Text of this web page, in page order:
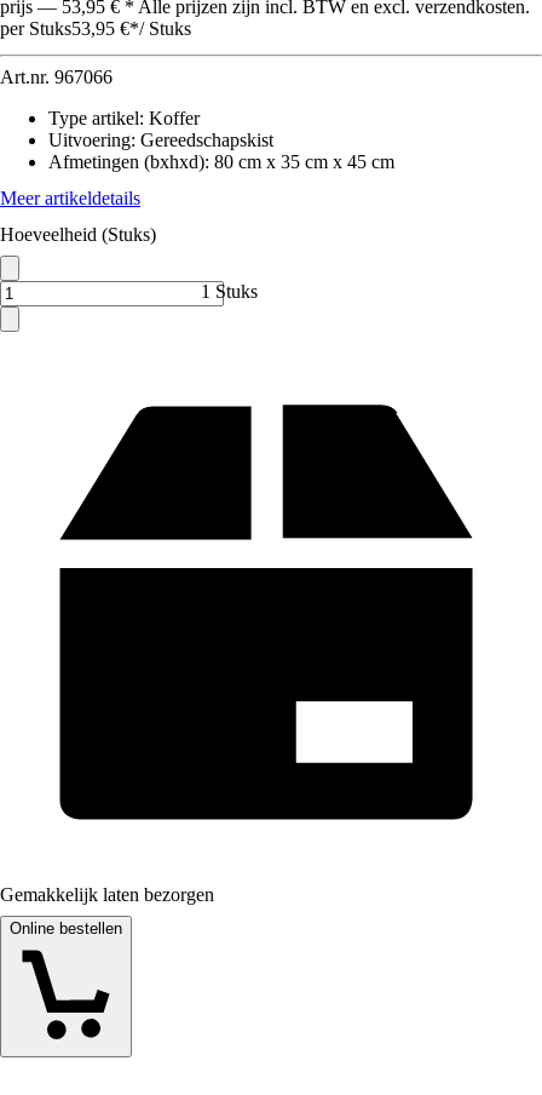
prijs — 53,95 € * Alle prijzen zijn incl. BTW en excl. verzendkosten.
per Stuks53,95 €*/ Stuks
Art.nr. 967066
Type artikel: Koffer
Uitvoering: Gereedschapskist
Afmetingen (bxhxd): 80 cm x 35 cm x 45 cm
Meer artikeldetails
Hoeveelheid (Stuks)
1 Stuks
Gemakkelijk laten bezorgen
Online bestellen